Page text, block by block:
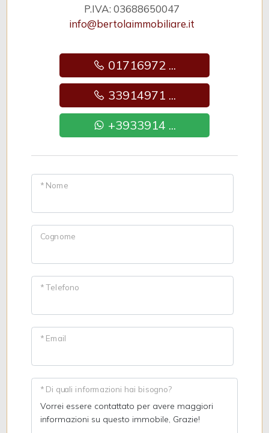
P.IVA: 03688650047
info@bertolaimmobiliare.it
01716972 ...
33914971 ...
+3933914 ...
* Nome
Cognome
* Telefono
* Email
* Di quali informazioni hai bisogno?